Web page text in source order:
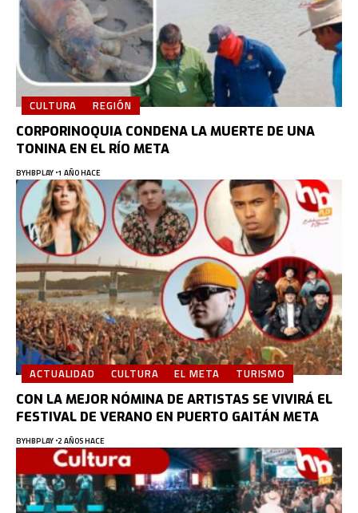
CULTURA REGIÓN
CORPORINOQUIA CONDENA LA MUERTE DE UNA
TONINA EN EL RÍO META
BYHBPLAY 1 AÑO HACE
ACTUALIDAD CULTURA EL META TURISMO
CON LA MEJOR NÓMINA DE ARTISTAS SE VIVIRÁ EL
FESTIVAL DE VERANO EN PUERTO GAITÁN META
BYHBPLAY 2 AÑOS HACE